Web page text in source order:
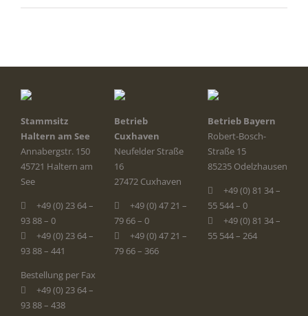
Stammsitz
Haltern am See
Annabergstr. 150
45721 Haltern am
See
+49 (0) 23 64 –
93 88 – 0
+49 (0) 23 64 –
93 88 – 441
Bestellung per Fax
+49 (0) 23 64 –
93 88 – 438
Betrieb
Cuxhaven
Neufelder Straße
16
27472 Cuxhaven
+49 (0) 47 21 –
79 66 – 0
+49 (0) 47 21 –
79 66 – 366
Betrieb Bayern
Robert-Bosch-
Straße 15
85235 Odelzhausen
+49 (0) 81 34 –
55 544 – 0
+49 (0) 81 34 –
55 544 – 264